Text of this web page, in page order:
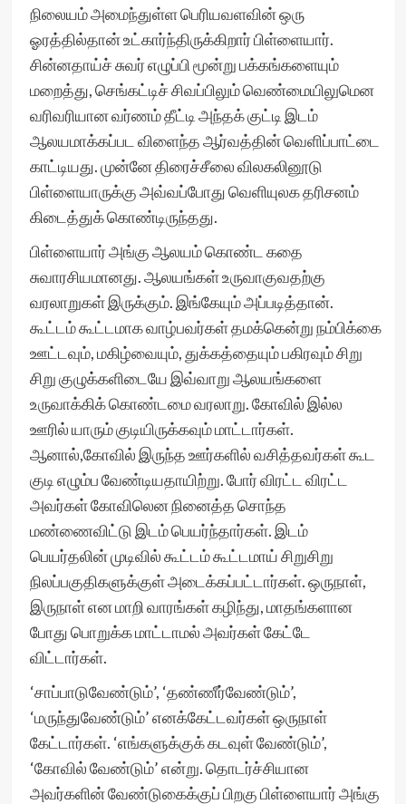
நிலையம் அமைந்துள்ள பெரியவளவின் ஒரு
ஓரத்தில்தான் உட்கார்ந்திருக்கிறார் பிள்ளையார்.
சின்னதாய்ச் சுவர் எழுப்பி மூன்று பக்கங்களையும்
மறைத்து, செங்கட்டிச் சிவப்பிலும் வெண்மையிலுமென
வரிவரியான வர்ணம் தீட்டி அந்தக் குட்டி இடம்
ஆலயமாக்கப்பட விளைந்த ஆர்வத்தின் வெளிப்பாட்டை
காட்டியது. முன்னே திரைச்சீலை விலகலினூடு
பிள்ளையாருக்கு அவ்வப்போது வெளியுலக தரிசனம்
கிடைத்துக் கொண்டிருந்தது.
பிள்ளையார் அங்கு ஆலயம் கொண்ட கதை
சுவாரசியமானது. ஆலயங்கள் உருவாகுவதற்கு
வரலாறுகள் இருக்கும். இங்கேயும் அப்படித்தான்.
கூட்டம் கூட்டமாக வாழ்பவர்கள் தமக்கென்று நம்பிக்கை
ஊட்டவும், மகிழ்வையும், துக்கத்தையும் பகிரவும் சிறு
சிறு குழுக்களிடையே இவ்வாறு ஆலயங்களை
உருவாக்கிக் கொண்டமை வரலாறு. கோவில் இல்ல
ஊரில் யாரும் குடியிருக்கவும் மாட்டார்கள்.
ஆனால்,கோவில் இருந்த ஊர்களில் வசித்தவர்கள் கூட
குடி எழும்ப வேண்டியதாயிற்று. போர் விரட்ட விரட்ட
அவர்கள் கோவிலென நினைத்த சொந்த
மண்ணைவிட்டு இடம் பெயர்ந்தார்கள். இடம்
பெயர்தலின் முடிவில் கூட்டம் கூட்டமாய் சிறுசிறு
நிலப்பகுதிகளுக்குள் அடைக்கப்பட்டார்கள். ஒருநாள்,
இருநாள் என மாறி வாரங்கள் கழிந்து, மாதங்களான
போது பொறுக்க மாட்டாமல் அவர்கள் கேட்டே
விட்டார்கள்.
‘சாப்பாடுவேண்டும்’, ‘தண்ணீர்வேண்டும்’,
‘மருந்துவேண்டும்’ எனக்கேட்டவர்கள் ஒருநாள்
கேட்டார்கள். ‘எங்களுக்குக் கடவுள் வேண்டும்’,
‘கோவில் வேண்டும்’ என்று. தொடர்ச்சியான
அவர்களின் வேண்டுகைக்குப் பிறகு பிள்ளையார் அங்கு